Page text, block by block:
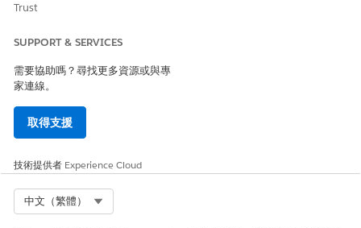
Trust
SUPPORT & SERVICES
需要協助嗎？尋找更多資源或與專
家連線。
取得支援
技術提供者 Experience Cloud
中文（繁體）